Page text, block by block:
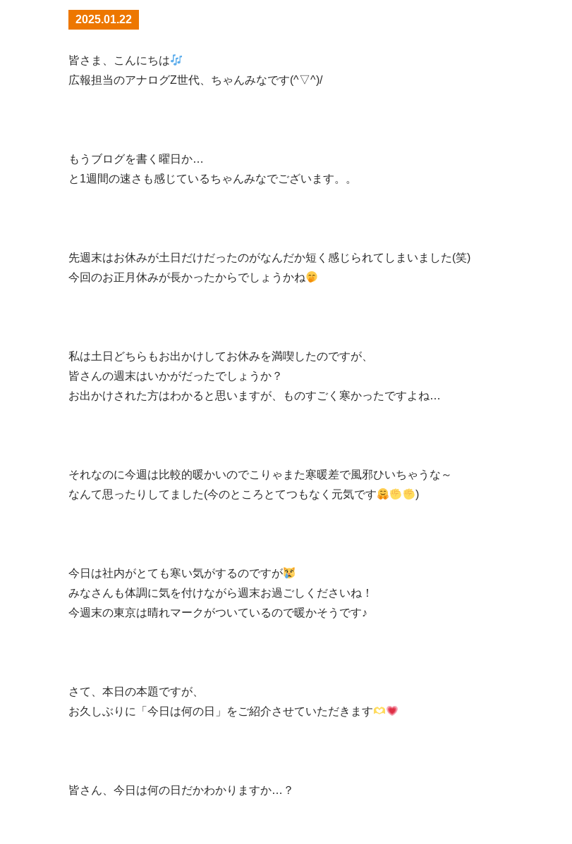
2025.01.22
皆さま、こんにちは
広報担当のアナログZ世代、ちゃんみなです(^▽^)/
もうブログを書く曜日か…
と1週間の速さも感じているちゃんみなでございます。。
先週末はお休みが土日だけだったのがなんだか短く感じられてしまいました(笑)
今回のお正月休みが長かったからでしょうかね
私は土日どちらもお出かけしてお休みを満喫したのですが、
皆さんの週末はいかがだったでしょうか？
お出かけされた方はわかると思いますが、ものすごく寒かったですよね…
それなのに今週は比較的暖かいのでこりゃまた寒暖差で風邪ひいちゃうな～
なんて思ったりしてました(今のところとてつもなく元気です
)
今日は社内がとても寒い気がするのですが
みなさんも体調に気を付けながら週末お過ごしくださいね！
今週末の東京は晴れマークがついているので暖かそうです♪
さて、本日の本題ですが、
お久しぶりに「今日は何の日」をご紹介させていただきます
皆さん、今日は何の日だかわかりますか…？